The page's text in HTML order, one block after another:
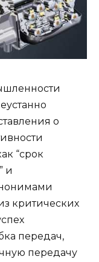
о
“срок
и
критических
передач,
передачу